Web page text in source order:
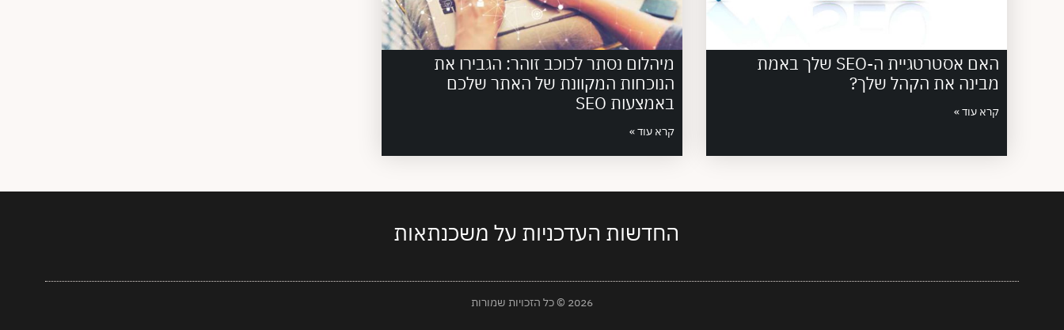
האם אסטרטגיית ה-SEO שלך באמת
מבינה את הקהל שלך?
קרא עוד »
מיהלום נסתר לכוכב זוהר: הגבירו את
הנוכחות המקוונת של האתר שלכם
באמצעות SEO
קרא עוד »
החדשות העדכניות על משכנתאות
2026 © כל הזכויות שמורות